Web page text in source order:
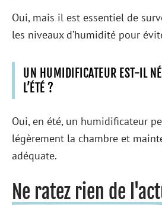
Oui, mais il est essentiel de
les niveaux d’humidité pour
UN HUMIDIFICATEUR EST-IL
L’ÉTÉ ?
Oui, en été, un humidificateur
légèrement la chambre et
adéquate.
Ne ratez rien de